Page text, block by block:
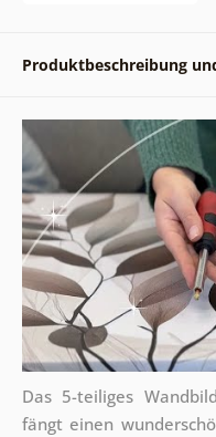
Produktbeschreibung
Das 5-teiliges
fängt einen